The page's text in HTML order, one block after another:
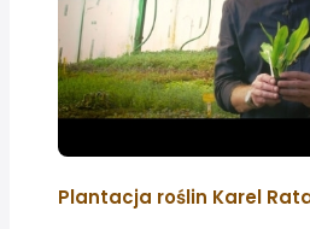
Plantacja roślin Karel